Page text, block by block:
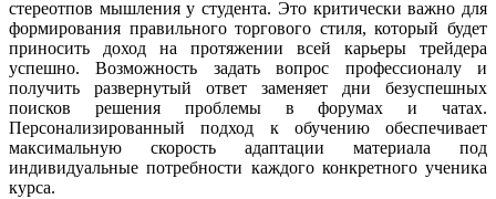
стереотпов мышления у студента. Это критически важно для
формирования правильного торгового стиля, который будет
приносить доход на протяжении всей карьеры трейдера
успешно. Возможность задать вопрос профессионалу и
получить развернутый ответ заменяет дни безуспешных
поисков решения проблемы в форумах и чатах.
Персонализированный подход к обучению обеспечивает
максимальную скорость адаптации материала под
индивидуальные потребности каждого конкретного ученика
курса.